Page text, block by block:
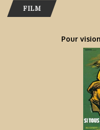
FILM
Pour